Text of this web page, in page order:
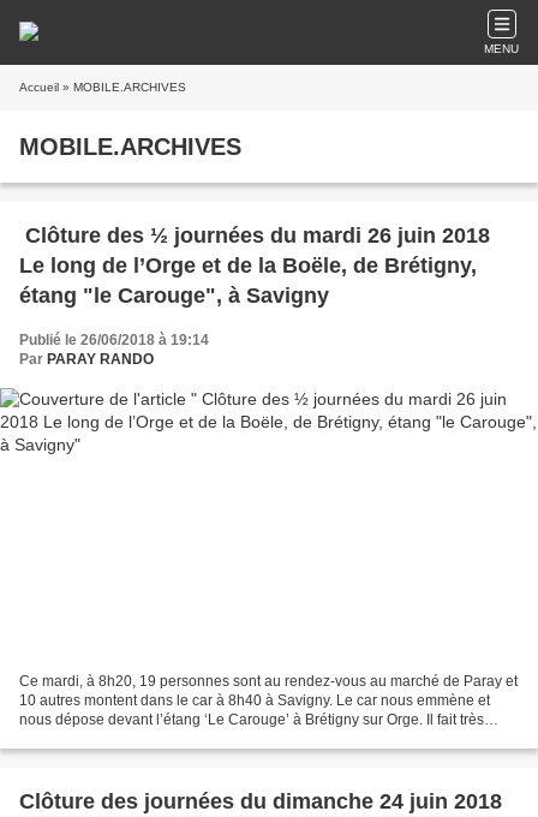
MENU
Accueil » MOBILE.ARCHIVES
MOBILE.ARCHIVES
Clôture des ½ journées du mardi 26 juin 2018
Le long de l’Orge et de la Boële, de Brétigny,
étang "le Carouge", à Savigny
Publié le 26/06/2018 à 19:14
Par PARAY RANDO
Ce mardi, à 8h20, 19 personnes sont au rendez-vous au marché de Paray et
10 autres montent dans le car à 8h40 à Savigny. Le car nous emmène et
nous dépose devant l’étang ‘Le Carouge’ à Brétigny sur Orge. Il fait très
Clôture des journées du dimanche 24 juin 2018